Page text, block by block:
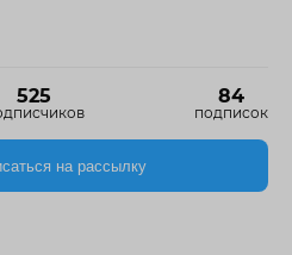
525 84
подписок
на рассылку